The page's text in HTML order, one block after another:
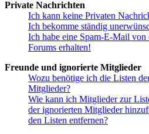
Private Nachrichten
Ich kann keine Privaten
Ich bekomme ständig
Ich habe eine Spam-E-Mail
Forums erhalten!
Freunde und ignorierte Mitglieder
Wozu benötige ich die Listen
Mitglieder?
Wie kann ich Mitglieder zur
der ignorierten Mitglieder
den Listen entfernen?